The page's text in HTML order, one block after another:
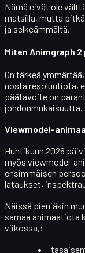
Nämä eivät ole
matsilla, mutta
ja selkeämmältä.
Miten Animgraph
On tärkeä
nosta resoluutiota,
päätavoite on
johdonmukaisuutta.
Viewmodel-
Huhtikuun 2026
myös viewmodel-
ensimmäisen
lataukset,
Näissä pieniäkin
samaa animaatiota
viikossa,: